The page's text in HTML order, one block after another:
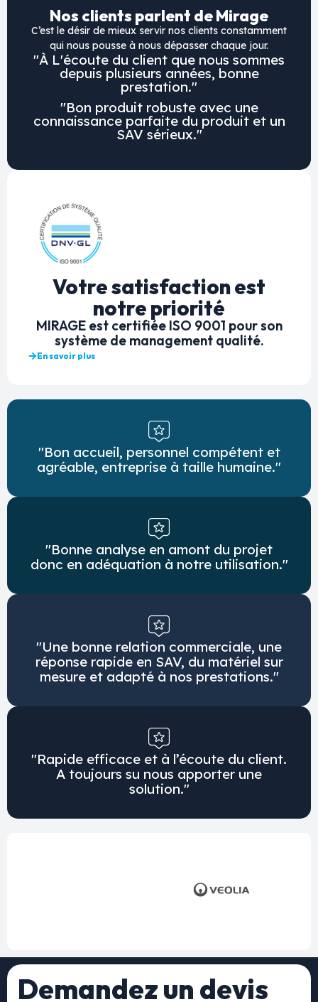
Nos clients parlent de Mirage
C’est le désir de mieux servir nos clients constamment
qui nous pousse à nous dépasser chaque jour.
"À L'écoute du client que nous sommes
depuis plusieurs années, bonne
prestation."
"Bon produit robuste avec une
connaissance parfaite du produit et un
SAV sérieux."
Votre satisfaction est
notre priorité
MIRAGE est certifiée ISO 9001 pour son
système de management qualité.
En savoir plus
"Bon accueil, personnel compétent et
agréable, entreprise à taille humaine."
"Bonne analyse en amont du projet
donc en adéquation à notre utilisation."
"Une bonne relation commerciale, une
réponse rapide en SAV, du matériel sur
mesure et adapté à nos prestations."
"Rapide efficace et à l’écoute du client.
A toujours su nous apporter une
solution."
Demandez un devis